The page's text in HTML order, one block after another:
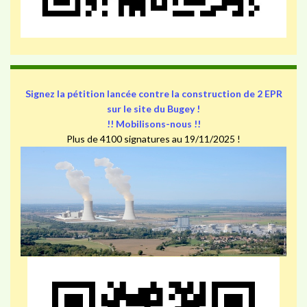
Signez la pétition lancée contre la construction de 2 EPR
sur le site du Bugey !
!! Mobilisons-nous !!
Plus de 4100 signatures au 19/11/2025 !